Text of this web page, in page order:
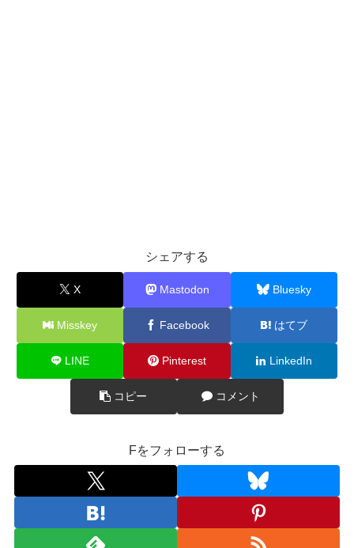
シェアする
X Mastodon Bluesky
Misskey Facebook はてブ
LINE Pinterest LinkedIn
コピー コメント
Fをフォローする